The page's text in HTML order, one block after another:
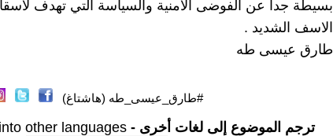
بسيطة جدا عن الفوضى الامنية والسياسة التي تهدف
الاسف الشديد .
طارق عيسى طه
#طارق_عيسى_طه (هاشتاغ)
ترجم الموضوع إلى لغات أخرى - other languages